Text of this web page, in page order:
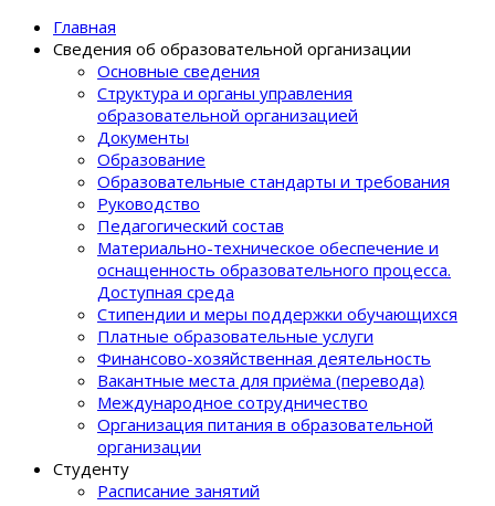
Главная
Сведения об образовательной организации
Основные сведения
Структура и органы управления
образовательной организацией
Документы
Образование
Образовательные стандарты и требования
Руководство
Педагогический состав
Материально-техническое обеспечение и
оснащенность образовательного процеcса.
Доступная среда
Стипендии и меры поддержки обучающихся
Платные образовательные услуги
Финансово-хозяйственная деятельность
Вакантные места для приёма (перевода)
Международное сотрудничество
Организация питания в образовательной
организации
Студенту
Расписание занятий